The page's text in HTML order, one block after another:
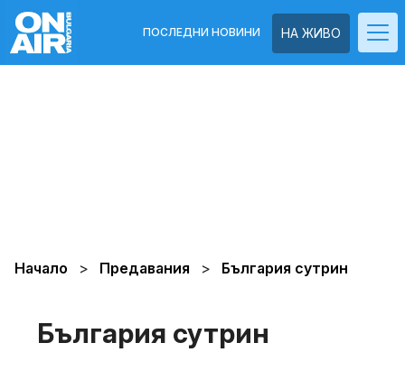
НА ЖИВО
ПОСЛЕДНИ НОВИНИ
Начало Предавания България сутрин
България сутрин